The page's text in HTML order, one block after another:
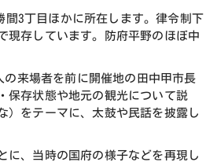
3丁目ほかに所在します。律令制下
現存しています。防府平野のほぼ中
来場者を前に開催地の田中甲市長
保存状態や地元の観光について説
）をテーマに、太鼓や民話を披露し
に、当時の国府の様子などを再現し